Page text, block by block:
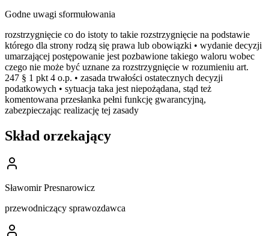
Godne uwagi sformułowania
rozstrzygnięcie co do istoty to takie rozstrzygnięcie na podstawie
którego dla strony rodzą się prawa lub obowiązki • wydanie decyzji
umarzającej postępowanie jest pozbawione takiego waloru wobec
czego nie może być uznane za rozstrzygnięcie w rozumieniu art.
247 § 1 pkt 4 o.p. • zasada trwałości ostatecznych decyzji
podatkowych • sytuacja taka jest niepożądana, stąd też
komentowana przesłanka pełni funkcję gwarancyjną,
zabezpieczając realizację tej zasady
Skład orzekający
Sławomir Presnarowicz
przewodniczący sprawozdawca